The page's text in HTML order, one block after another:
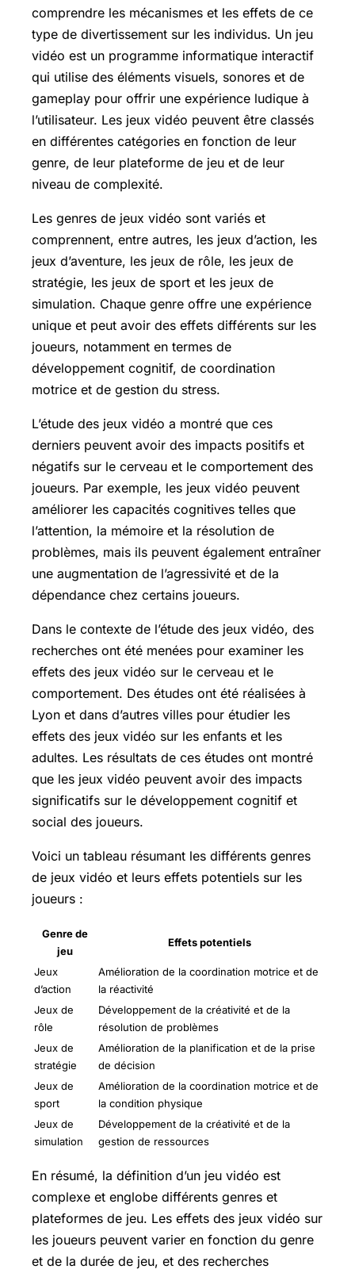
comprendre les mécanismes et les effets de ce
type de divertissement sur les individus. Un jeu
vidéo est un programme informatique interactif
qui utilise des éléments visuels, sonores et de
gameplay pour offrir une expérience ludique à
l’utilisateur. Les jeux vidéo peuvent être classés
en différentes catégories en fonction de leur
genre, de leur plateforme de jeu et de leur
niveau de complexité.
Les genres de jeux vidéo sont variés et
comprennent, entre autres, les jeux d’action, les
jeux d’aventure, les jeux de rôle, les jeux de
stratégie, les jeux de sport et les jeux de
simulation. Chaque genre offre une expérience
unique et peut avoir des effets différents sur les
joueurs, notamment en termes de
développement cognitif, de coordination
motrice et de gestion du stress.
L’étude des jeux vidéo a montré que ces
derniers peuvent avoir des impacts positifs et
négatifs sur le cerveau et le comportement des
joueurs. Par exemple, les jeux vidéo peuvent
améliorer les capacités cognitives telles que
l’attention, la mémoire et la résolution de
problèmes, mais ils peuvent également entraîner
une augmentation de l’agressivité et de la
dépendance chez certains joueurs.
Dans le contexte de l’étude des jeux vidéo, des
recherches ont été menées pour examiner les
effets des jeux vidéo sur le cerveau et le
comportement. Des études ont été réalisées à
Lyon et dans d’autres villes pour étudier les
effets des jeux vidéo sur les enfants et les
adultes. Les résultats de ces études ont montré
que les jeux vidéo peuvent avoir des impacts
significatifs sur le développement cognitif et
social des joueurs.
Voici un tableau résumant les différents genres
de jeux vidéo et leurs effets potentiels sur les
joueurs :
Genre de
jeu
Effets potentiels
Jeux
d’action
Amélioration de la coordination motrice et de
la réactivité
Jeux de
rôle
Développement de la créativité et de la
résolution de problèmes
Jeux de
stratégie
Amélioration de la planification et de la prise
de décision
Jeux de
sport
Amélioration de la coordination motrice et de
la condition physique
Jeux de
simulation
Développement de la créativité et de la
gestion de ressources
En résumé, la définition d’un jeu vidéo est
complexe et englobe différents genres et
plateformes de jeu. Les effets des jeux vidéo sur
les joueurs peuvent varier en fonction du genre
et de la durée de jeu, et des recherches